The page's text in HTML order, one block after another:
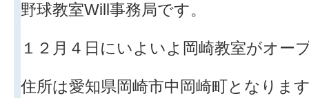
野球教室Will事務局です。
１２月４日にいよいよ岡崎教室がオー
住所は愛知県岡崎市中岡崎町となりま